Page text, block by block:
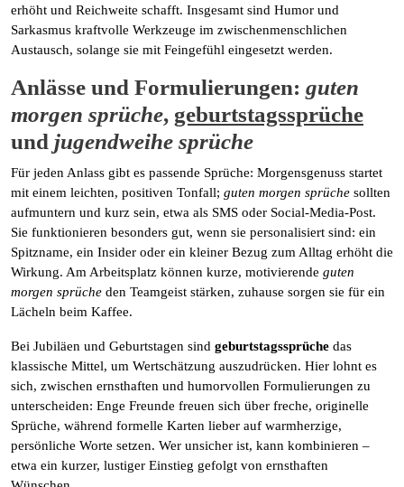
erhöht und Reichweite schafft. Insgesamt sind Humor und
Sarkasmus kraftvolle Werkzeuge im zwischenmenschlichen
Austausch, solange sie mit Feingefühl eingesetzt werden.
Anlässe und Formulierungen: guten
morgen sprüche, geburtstagssprüche
und jugendweihe sprüche
Für jeden Anlass gibt es passende Sprüche: Morgensgenuss startet
mit einem leichten, positiven Tonfall; guten morgen sprüche sollten
aufmuntern und kurz sein, etwa als SMS oder Social-Media-Post.
Sie funktionieren besonders gut, wenn sie personalisiert sind: ein
Spitzname, ein Insider oder ein kleiner Bezug zum Alltag erhöht die
Wirkung. Am Arbeitsplatz können kurze, motivierende guten
morgen sprüche den Teamgeist stärken, zuhause sorgen sie für ein
Lächeln beim Kaffee.
Bei Jubiläen und Geburtstagen sind geburtstagssprüche das
klassische Mittel, um Wertschätzung auszudrücken. Hier lohnt es
sich, zwischen ernsthaften und humorvollen Formulierungen zu
unterscheiden: Enge Freunde freuen sich über freche, originelle
Sprüche, während formelle Karten lieber auf warmherzige,
persönliche Worte setzen. Wer unsicher ist, kann kombinieren –
etwa ein kurzer, lustiger Einstieg gefolgt von ernsthaften